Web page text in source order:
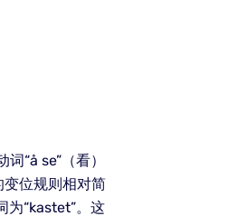
“å se”（看）
变位规则相对简
为“kastet”。这